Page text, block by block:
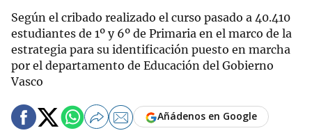
Según el cribado realizado el curso pasado a 40.410
estudiantes de 1º y 6º de Primaria en el marco de la
estrategia para su identificación puesto en marcha
por el departamento de Educación del Gobierno
Vasco
Añádenos en Google